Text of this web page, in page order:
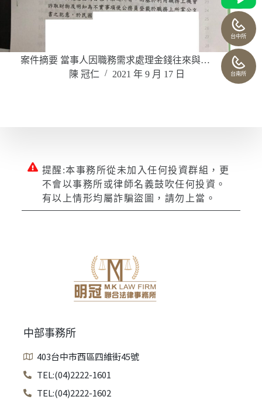
案件摘要 當事人因職務需求處理金錢往來與…
陳 冠仁
2021 年 9 月 17 日
提醒:本事務所從未加入任何投資群組，更
不會以事務所或律師名義鼓吹任何投資。
有以上情形均屬詐騙盜圖，請勿上當。
台中所
台南所
中部事務所
403台中市西區四維街45號
TEL:(04)2222-1601
TEL:(04)2222-1602